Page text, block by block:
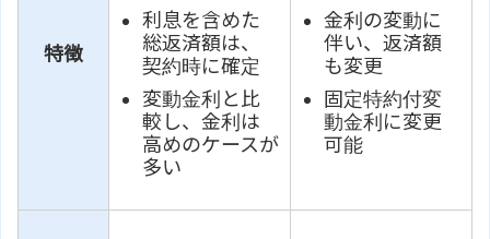
特徴
利息を含めた
総返済額は、
契約時に確定
変動金利と比
較し、金利は
高めのケースが
多い
金利の変動に
伴い、返済額
も変更
固定特約付変
動金利に変更
可能